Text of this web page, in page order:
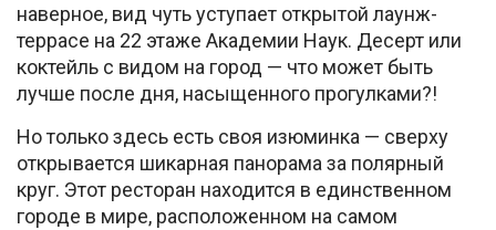
наверное, вид чуть уступает открытой лаунж-
террасе на 22 этаже Академии Наук. Десерт или
коктейль с видом на город — что может быть
лучше после дня, насыщенного прогулками?!
Но только здесь есть своя изюминка — сверху
открывается шикарная панорама за полярный
круг. Этот ресторан находится в единственном
городе в мире, расположенном на самом